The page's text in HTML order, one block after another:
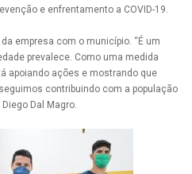
e enfrentamento a COVID-19.
empresa com o município. “É um
prevalece. Como uma medida
apoiando ações e mostrando que
contribuindo com a população
Dal Magro.